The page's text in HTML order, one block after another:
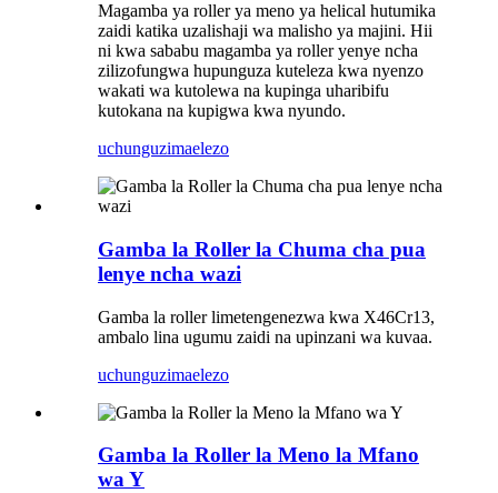
Magamba ya roller ya meno ya helical hutumika
zaidi katika uzalishaji wa malisho ya majini. Hii
ni kwa sababu magamba ya roller yenye ncha
zilizofungwa hupunguza kuteleza kwa nyenzo
wakati wa kutolewa na kupinga uharibifu
kutokana na kupigwa kwa nyundo.
uchunguzimaelezo
Gamba la Roller la Chuma cha pua
lenye ncha wazi
Gamba la roller limetengenezwa kwa X46Cr13,
ambalo lina ugumu zaidi na upinzani wa kuvaa.
uchunguzimaelezo
Gamba la Roller la Meno la Mfano
wa Y